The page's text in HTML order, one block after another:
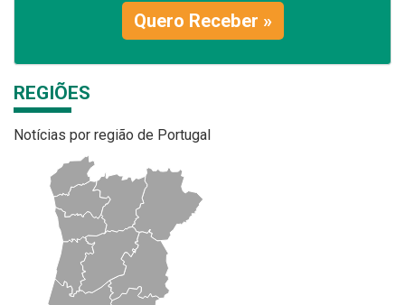
Quero Receber »
REGIÕES
Notícias por região de Portugal